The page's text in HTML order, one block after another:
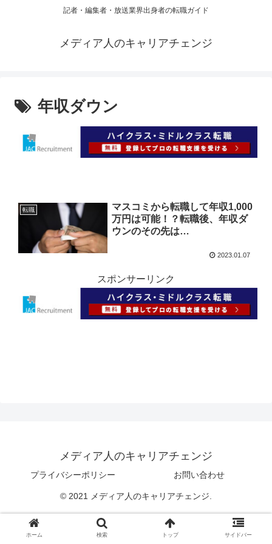
記者・編集者・放送業界出身者の転職ガイド
メディア人のキャリアチェンジ
年収ダウン
転職
マスコミから転職して年収1,000
万円は可能！？転職後、年収ダ
ウンのその先は…
2023.01.07
スポンサーリンク
メディア人のキャリアチェンジ
プライバシーポリシー お問い合わせ
© 2021 メディア人のキャリアチェンジ.
ホーム 検索 トップ サイドバー